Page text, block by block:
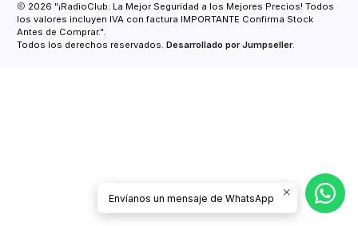
2026 "¡RadioClub: La Mejor Seguridad a los Mejores Precios! Todos
los valores incluyen IVA con factura IMPORTANTE Confirma Stock
Antes de Comprar.".
Todos los derechos reservados. Desarrollado por Jumpseller.
Envíanos un mensaje de WhatsApp